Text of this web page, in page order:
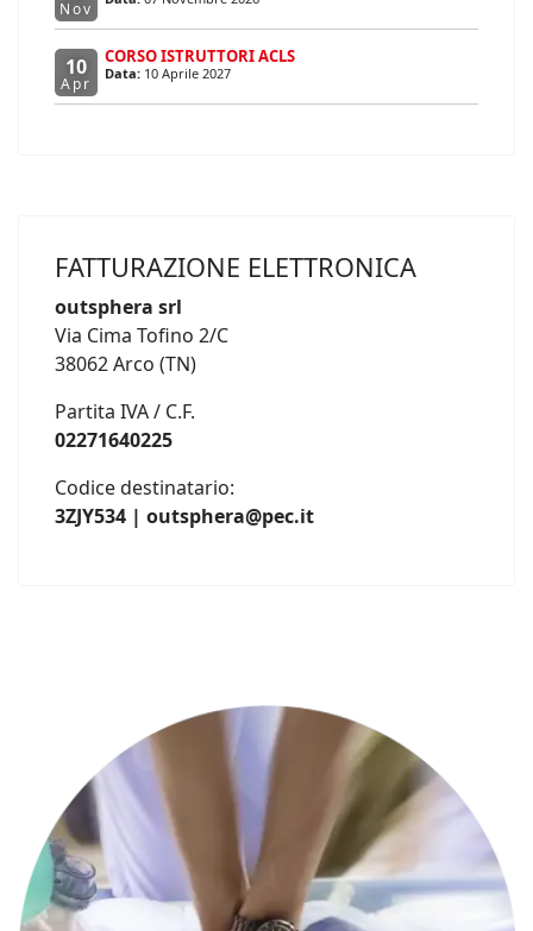
Nov
10
Apr
CORSO ISTRUTTORI ACLS
Data: 10 Aprile 2027
FATTURAZIONE ELETTRONICA
outsphera srl
Via Cima Tofino 2/C
38062 Arco (TN)
Partita IVA / C.F.
02271640225
Codice destinatario:
3ZJY534 | outsphera@pec.it